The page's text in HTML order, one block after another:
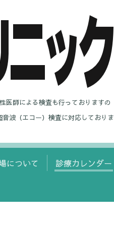
医師による検査も行っておりますの
波（エコー）検査に対応しておりま
について 診療カレンダー